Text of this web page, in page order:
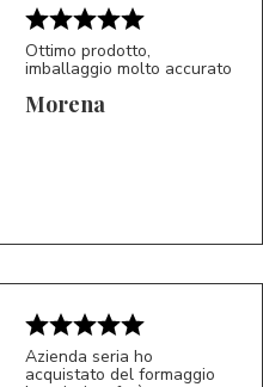
Ottimo prodotto,
imballaggio molto accurato
Morena
Azienda seria ho
acquistato del formaggio